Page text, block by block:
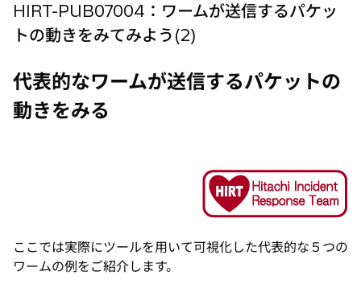
HIRT-PUB07004：ワームが送信するパケッ
トの動きをみてみよう(2)
代表的なワームが送信するパケットの
動きをみる
ここでは実際にツールを用いて可視化した代表的な５つの
ワームの例をご紹介します。